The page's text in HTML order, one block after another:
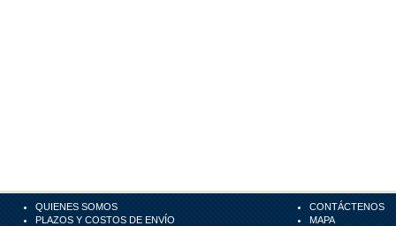
QUIENES SOMOS
PLAZOS Y COSTOS DE ENVÍO
CONTÁCTENOS
MAPA